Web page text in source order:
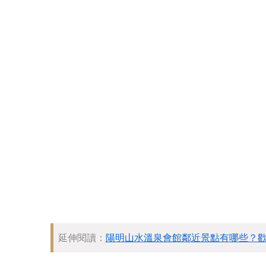
延伸閱讀： 陽明山水溫泉會館鄰近景點有哪些？